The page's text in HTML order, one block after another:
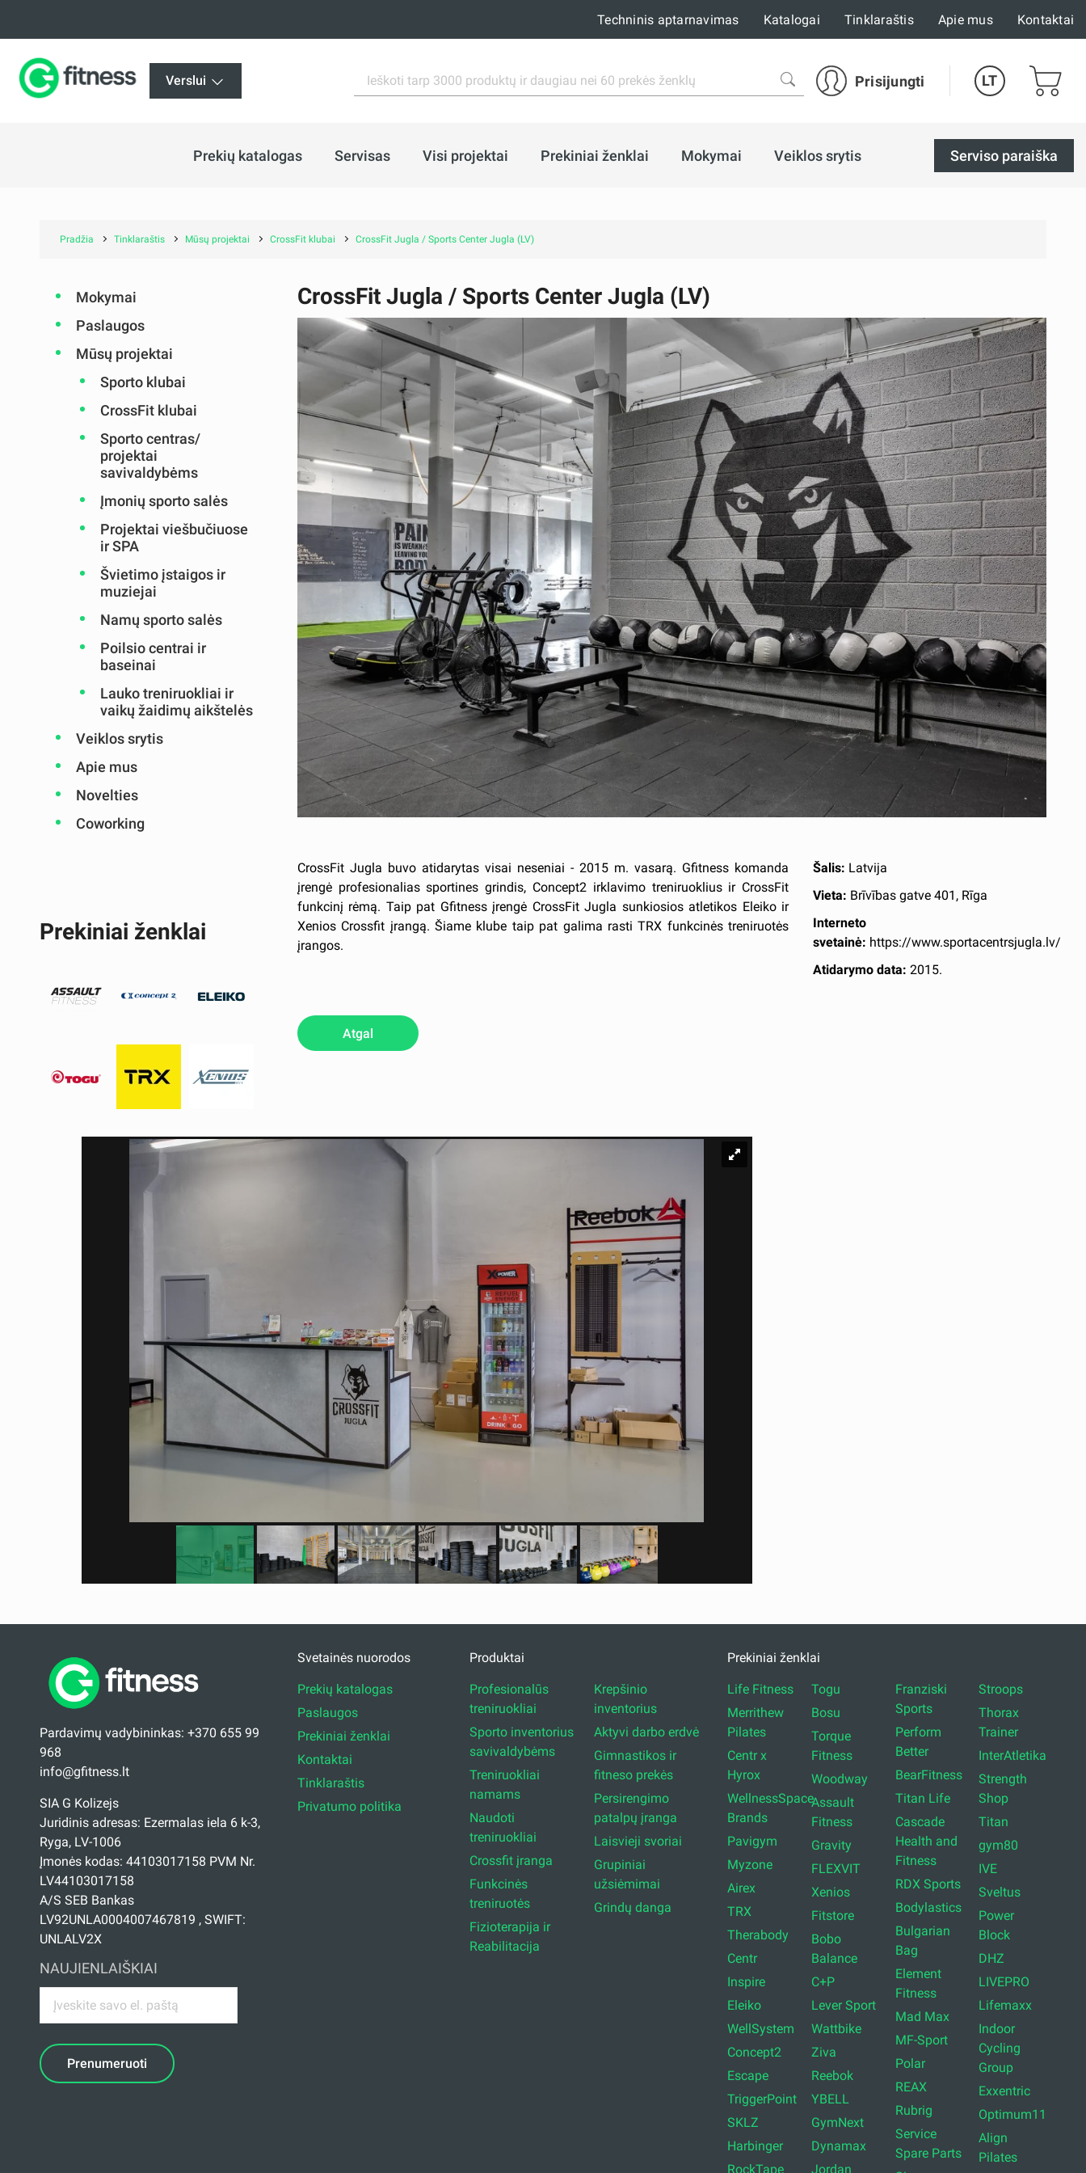
Techninis aptarnavimas Katalogai Tinklaraštis Apie mus Kontaktai
Verslui Prisijungti LT
Prekių katalogas Servisas Visi projektai Prekiniai ženklai Mokymai Veiklos srytis Serviso paraiška
Pradžia Tinklaraštis Mūsų projektai CrossFit klubai CrossFit Jugla / Sports Center Jugla (LV)
Mokymai
Paslaugos
Mūsų projektai
Sporto klubai
CrossFit klubai
Sporto centras/
projektai
savivaldybėms
Įmonių sporto salės
Projektai viešbučiuose
ir SPA
Švietimo įstaigos ir
muziejai
Namų sporto salės
Poilsio centrai ir
baseinai
Lauko treniruokliai ir
vaikų žaidimų aikštelės
Veiklos srytis
Apie mus
Novelties
Coworking
Prekiniai ženklai
CrossFit Jugla / Sports Center Jugla (LV)
CrossFit Jugla buvo atidarytas visai neseniai - 2015 m. vasarą. Gfitness komanda
įrengė profesionalias sportines grindis, Concept2 irklavimo treniruoklius ir CrossFit
funkcinį rėmą. Taip pat Gfitness įrengė CrossFit Jugla sunkiosios atletikos Eleiko ir
Xenios Crossfit įrangą. Šiame klube taip pat galima rasti TRX funkcinės treniruotės
įrangos.
Šalis: Latvija
Vieta: Brīvības gatve 401, Rīga
Interneto
svetainė: https://www.sportacentrsjugla.lv/
Atidarymo data:2015.
Atgal
Pardavimų vadybininkas: +370 655 99
968
info@gfitness.lt
SIA G Kolizejs
Juridinis adresas: Ezermalas iela 6 k-3,
Ryga, LV-1006
Įmonės kodas: 44103017158 PVM Nr.
LV44103017158
A/S SEB Bankas
LV92UNLA0004007467819 , SWIFT:
UNLALV2X
NAUJIENLAIŠKIAI
Prenumeruoti
Svetainės nuorodos
Prekių katalogas
Paslaugos
Prekiniai ženklai
Kontaktai
Tinklaraštis
Privatumo politika
Produktai
Profesionalūs
treniruokliai
Sporto inventorius
savivaldybėms
Treniruokliai
namams
Naudoti
treniruokliai
Crossfit įranga
Funkcinės
treniruotės
Fizioterapija ir
Reabilitacija
Krepšinio
inventorius
Aktyvi darbo erdvė
Gimnastikos ir
fitneso prekės
Persirengimo
patalpų įranga
Laisvieji svoriai
Grupiniai
užsiėmimai
Grindų danga
Prekiniai ženklai
Life Fitness
Merrithew
Pilates
Centr x
Hyrox
WellnessSpace
Brands
Pavigym
Myzone
Airex
TRX
Therabody
Centr
Inspire
Eleiko
WellSystem
Concept2
Escape
TriggerPoint
SKLZ
Harbinger
RockTape
Togu
Bosu
Torque
Fitness
Woodway
Assault
Fitness
Gravity
FLEXVIT
Xenios
Fitstore
Bobo
Balance
C+P
Lever Sport
Wattbike
Ziva
Reebok
YBELL
GymNext
Dynamax
Jordan
Franziski
Sports
Perform
Better
BearFitness
Titan Life
Cascade
Health and
Fitness
RDX Sports
Bodylastics
Bulgarian
Bag
Element
Fitness
Mad Max
MF-Sport
Polar
REAX
Rubrig
Service
Spare Parts
Stroops
Thorax
Trainer
InterAtletika
Strength
Shop
Titan
gym80
IVE
Sveltus
Power
Block
DHZ
LIVEPRO
Lifemaxx
Indoor
Cycling
Group
Exxentric
Optimum11
Align
Pilates